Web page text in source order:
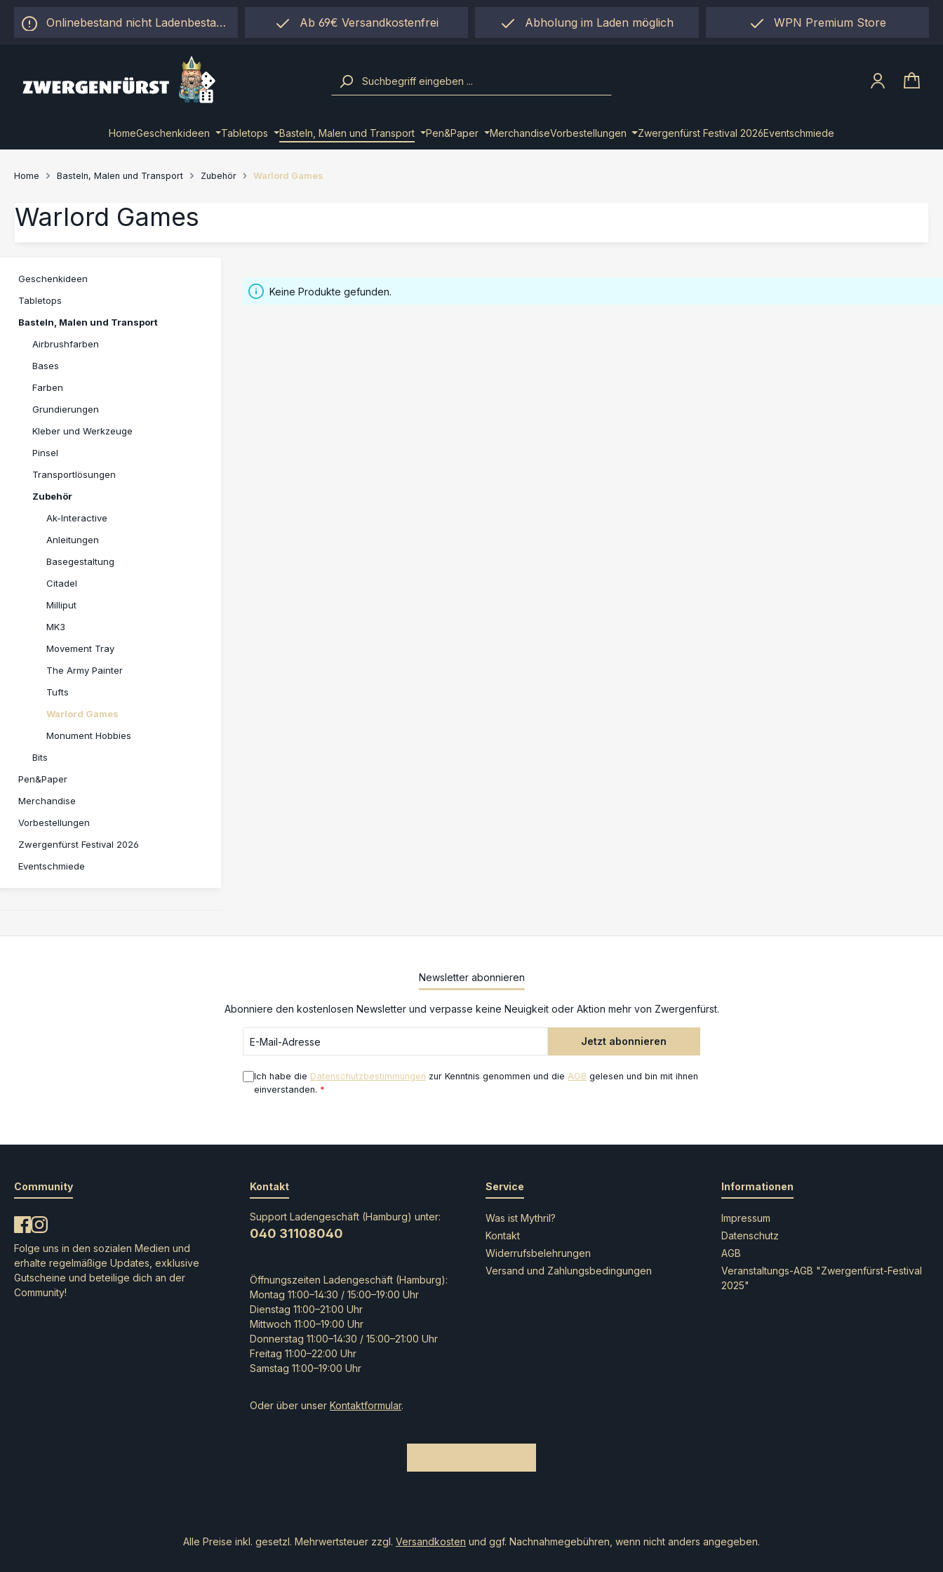
Hauptinhalt springen
Zur Suche springen
Zur Hauptnavigation springen
Onlinebestand nicht Ladenbestand! Ab 69€ Versandkostenfrei Abholung im Laden möglich WPN Premium Store
HomeGeschenkideen Tabletops Basteln, Malen und Transport Pen&Paper MerchandiseVorbestellungen Zwergenfürst Festival 2026Eventschmiede
Home Basteln, Malen und Transport Zubehör Warlord Games
Warlord Games
Geschenkideen
Tabletops
Basteln, Malen und Transport
Airbrushfarben
Bases
Farben
Grundierungen
Kleber und Werkzeuge
Pinsel
Transportlösungen
Zubehör
Ak-Interactive
Anleitungen
Basegestaltung
Citadel
Milliput
MK3
Movement Tray
The Army Painter
Tufts
Warlord Games
Monument Hobbies
Bits
Pen&Paper
Merchandise
Vorbestellungen
Zwergenfürst Festival 2026
Eventschmiede
Keine Produkte gefunden.
Newsletter abonnieren
Abonniere den kostenlosen Newsletter und verpasse keine Neuigkeit oder Aktion mehr von Zwergenfürst.
Jetzt abonnieren
Ich habe die Datenschutzbestimmungen zur Kenntnis genommen und die AGB gelesen und bin mit ihnen
einverstanden. *
Kontakt
Support Ladengeschäft (Hamburg) unter:
040 31108040
Öffnungszeiten Ladengeschäft (Hamburg):
Montag 11:00–14:30 / 15:00–19:00 Uhr
Dienstag 11:00–21:00 Uhr
Mittwoch 11:00–19:00 Uhr
Donnerstag 11:00–14:30 / 15:00–21:00 Uhr
Freitag 11:00–22:00 Uhr
Samstag 11:00–19:00 Uhr
Oder über unser Kontaktformular.
Service
Was ist Mythril?
Kontakt
Widerrufsbelehrungen
Versand und Zahlungsbedingungen
Informationen
Impressum
Datenschutz
AGB
Veranstaltungs-AGB "Zwergenfürst-Festival
2025"
Community
Folge uns in den sozialen Medien und
erhalte regelmäßige Updates, exklusive
Gutscheine und beteilige dich an der
Community!
Alle Preise inkl. gesetzl. Mehrwertsteuer zzgl. Versandkosten und ggf. Nachnahmegebühren, wenn nicht anders angegeben.